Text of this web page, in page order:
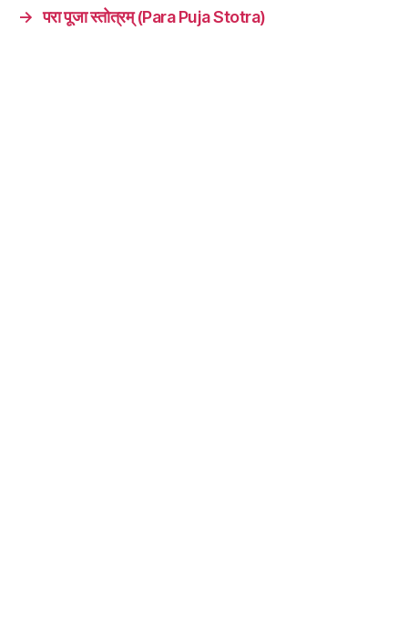
→ परा पूजा स्तोत्रम् (Para Puja Stotra)